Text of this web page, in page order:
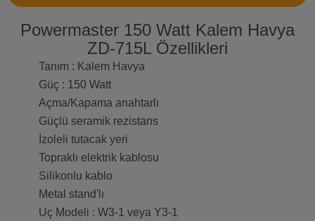
Powermaster 150 Watt Kalem Havya
ZD-715L Özellikleri
Tanım : Kalem Havya
Güç : 150 Watt
Açma/Kapama anahtarlı
Güçlü seramik rezistans
İzoleli tutacak yeri
Topraklı elektrik kablosu
Silikonlu kablo
Metal stand'lı
Uç Modeli : W3-1 veya Y3-1